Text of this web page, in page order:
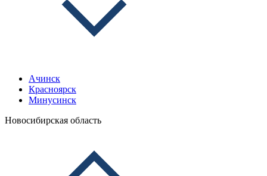
Ачинск
Красноярск
Минусинск
Новосибирская область